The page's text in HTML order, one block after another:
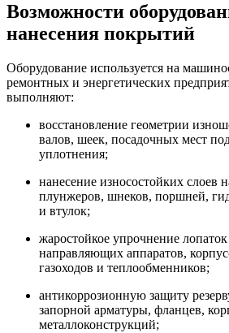
Возможности
нанесения покрытий
Оборудование используется на
ремонтных и энергетических
выполняют:
восстановление геометрии
валов, шеек, посадочных мест
уплотнения;
нанесение износостойких слоев
плунжеров, шнеков, поршней,
и втулок;
жаростойкое упрочнение
направляющих аппаратов,
газоходов и теплообменников;
антикоррозионную защиту
запорной арматуры, фланцев,
металлоконструкций;